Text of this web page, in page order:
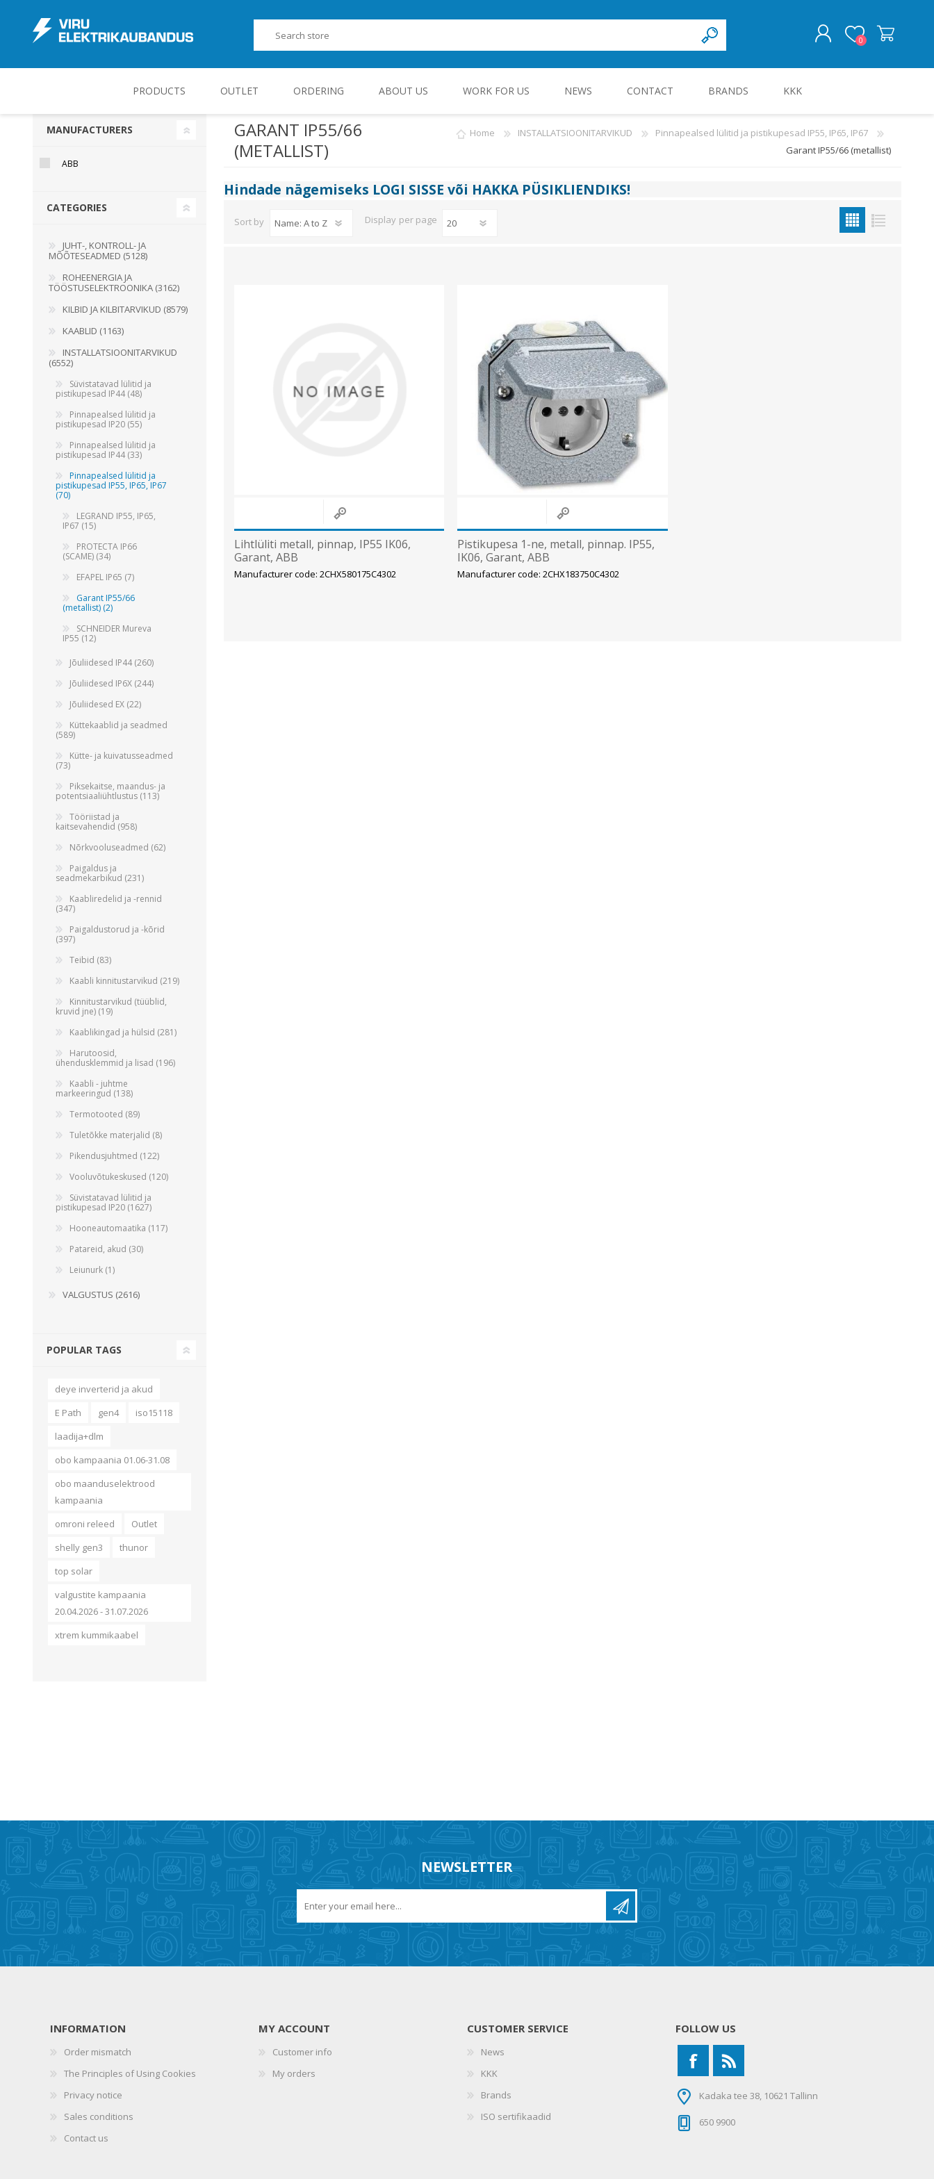
0
PRODUCTS
JUHT-, KONTROLL- JA MÕÕTESEADMED
Juhtimisahelate nupud ( ava 8, 16 ja 22 mm )
Elektromehaaniline relee
Pooljuhtreleed
Toiteplokid AC/DC, DC/DC
View All
Elektriautode laadijad ja komponendid
Sagedusmuundurid
Metallkilbid, pindpaigaldus
Kilbid, aluspaigaldus
Plastkilbid, süvispaigaldus
View All
Alumiiniumkaablid ja -juhtmed
Vaskkaablid ja -juhtmed
Painduvad kontrollkaablid
Nõrkvoolukaablid
INSTALLATSIOONITARVIKUD
OUTLET ORDERING ABOUT US WORK FOR US NEWS CONTACT BRANDS KKK
GARANT IP55/66
(METALLIST)
Home INSTALLATSIOONITARVIKUD
Pinnapealsed lülitid ja pistikupesad IP55, IP65, IP67
Garant IP55/66 (metallist)
Hindade nägemiseks LOGI SISSE või HAKKA PÜSIKLIENDIKS!
Sort by Display per page
Lihtlüliti metall, pinnap, IP55 IK06,
Garant, ABB
Manufacturer code: 2CHX580175C4302
Pistikupesa 1-ne, metall, pinnap. IP55,
IK06, Garant, ABB
Manufacturer code: 2CHX183750C4302
MANUFACTURERS
ABB
CATEGORIES
JUHT-, KONTROLL- JA
MÕÕTESEADMED (5128)
ROHEENERGIA JA
TÖÖSTUSELEKTROONIKA (3162)
KILBID JA KILBITARVIKUD (8579)
KAABLID (1163)
INSTALLATSIOONITARVIKUD
(6552)
Süvistatavad lülitid ja
pistikupesad IP44 (48)
Pinnapealsed lülitid ja
pistikupesad IP20 (55)
Pinnapealsed lülitid ja
pistikupesad IP44 (33)
Pinnapealsed lülitid ja
pistikupesad IP55, IP65, IP67
(70)
LEGRAND IP55, IP65,
IP67 (15)
PROTECTA IP66
(SCAME) (34)
EFAPEL IP65 (7)
Garant IP55/66
(metallist) (2)
SCHNEIDER Mureva
IP55 (12)
Jõuliidesed IP44 (260)
Jõuliidesed IP6X (244)
Jõuliidesed EX (22)
Küttekaablid ja seadmed
(589)
Kütte- ja kuivatusseadmed
(73)
Piksekaitse, maandus- ja
potentsiaaliühtlustus (113)
Tööriistad ja
kaitsevahendid (958)
Nõrkvooluseadmed (62)
Paigaldus ja
seadmekarbikud (231)
Kaabliredelid ja -rennid
(347)
Paigaldustorud ja -kõrid
(397)
Teibid (83)
Kaabli kinnitustarvikud (219)
Kinnitustarvikud (tüüblid,
kruvid jne) (19)
Kaablikingad ja hülsid (281)
Harutoosid,
ühendusklemmid ja lisad (196)
Kaabli - juhtme
markeeringud (138)
Termotooted (89)
Tuletõkke materjalid (8)
Pikendusjuhtmed (122)
Vooluvõtukeskused (120)
Süvistatavad lülitid ja
pistikupesad IP20 (1627)
Hooneautomaatika (117)
Patareid, akud (30)
Leiunurk (1)
VALGUSTUS (2616)
POPULAR TAGS
deye inverterid ja akud
E Path
gen4
iso15118
laadija+dlm
obo kampaania 01.06-31.08
obo maanduselektrood
kampaania
omroni releed
Outlet
shelly gen3
thunor
top solar
valgustite kampaania
20.04.2026 - 31.07.2026
xtrem kummikaabel
NEWSLETTER
INFORMATION
Order mismatch
The Principles of Using Cookies
Privacy notice
Sales conditions
Contact us
MY ACCOUNT
Customer info
My orders
CUSTOMER SERVICE
News
KKK
Brands
ISO sertifikaadid
FOLLOW US
Kadaka tee 38, 10621 Tallinn
650 9900